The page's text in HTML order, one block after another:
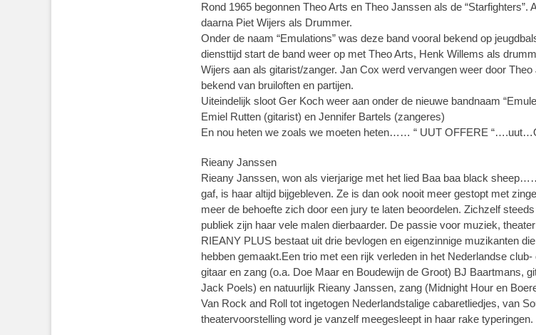
Rond 1965 begonnen Theo Arts en Theo Janssen als de
daarna Piet Wijers als Drummer.
Onder de naam “Emulations” was deze band vooral bekend op
diensttijd start de band weer op met Theo Arts, Henk Willems als
Wijers aan als gitarist/zanger. Jan Cox werd vervangen weer door
bekend van bruiloften en partijen.
Uiteindelijk sloot Ger Koch weer aan onder de nieuwe bandnaam
Emiel Rutten (gitarist) en Jennifer Bartels (zangeres)
En nou heten we zoals we moeten heten…… “ UUT OFFERE
Rieany Janssen
Rieany Janssen, won als vierjarige met het lied Baa baa black
gaf, is haar altijd bijgebleven. Ze is dan ook nooit meer gestopt met
meer de behoefte zich door een jury te laten beoordelen. Zichzelf
publiek zijn haar vele malen dierbaarder. De passie voor muziek,
RIEANY PLUS bestaat uit drie bevlogen en eigenzinnige muzikanten
hebben gemaakt.Een trio met een rijk verleden in het Nederlandse
gitaar en zang (o.a. Doe Maar en Boudewijn de Groot) BJ Baartmans,
Jack Poels) en natuurlijk Rieany Janssen, zang (Midnight Hour en
Van Rock and Roll tot ingetogen Nederlandstalige cabaretliedjes, van
theatervoorstelling word je vanzelf meegesleept in haar rake typeringen.